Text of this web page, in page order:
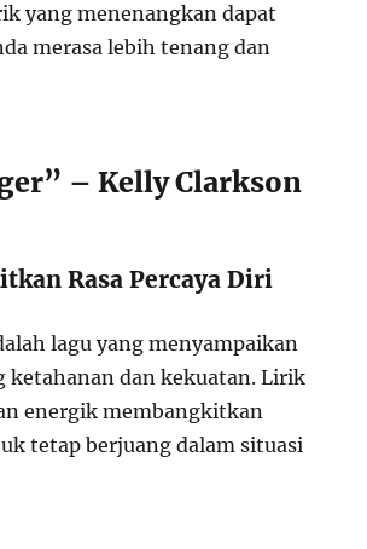
yang menenangkan dapat
merasa lebih tenang dan
– Kelly Clarkson
Rasa Percaya Diri
lagu yang menyampaikan
ketahanan dan kekuatan. Lirik
energik membangkitkan
tetap berjuang dalam situasi